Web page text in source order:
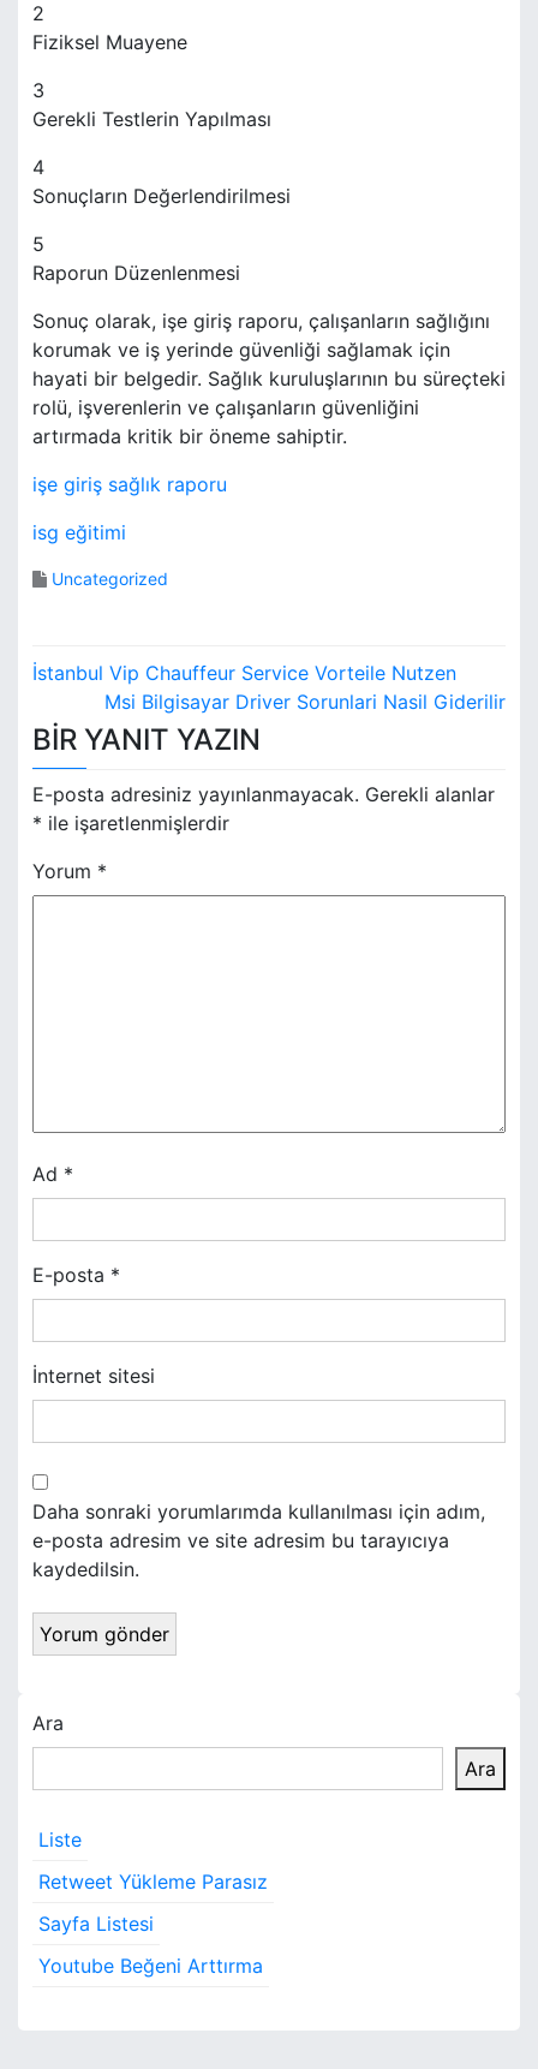
2
Fiziksel Muayene
3
Gerekli Testlerin Yapılması
4
Sonuçların Değerlendirilmesi
5
Raporun Düzenlenmesi
Sonuç olarak, işe giriş raporu, çalışanların sağlığını
korumak ve iş yerinde güvenliği sağlamak için
hayati bir belgedir. Sağlık kuruluşlarının bu süreçteki
rolü, işverenlerin ve çalışanların güvenliğini
artırmada kritik bir öneme sahiptir.
işe giriş sağlık raporu
isg eğitimi
Uncategorized
Y
z
ı
e
e
s
i
İstanbul Vip Chauffeur Service Vorteile Nutzen
Msi Bilgisayar Driver Sorunlari Nasil Giderilir
BIR YANIT YAZIN
E-posta adresiniz yayınlanmayacak. Gerekli alanlar
* ile işaretlenmişlerdir
Yorum *
Ad *
E-posta *
İnternet sitesi
Daha sonraki yorumlarımda kullanılması için adım,
e-posta adresim ve site adresim bu tarayıcıya
kaydedilsin.
Ara
Ara
Liste
Retweet Yükleme Parasız
Sayfa Listesi
Youtube Beğeni Arttırma